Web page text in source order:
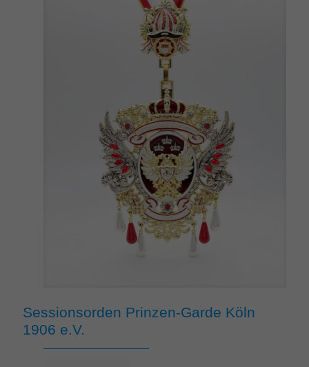
Sessionsorden Prinzen-Garde Köln
1906 e.V.